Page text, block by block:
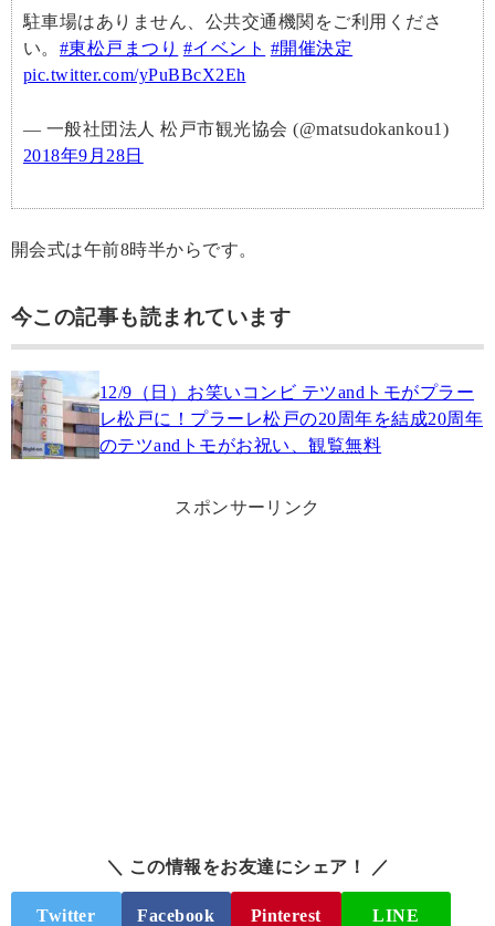
駐車場はありません、公共交通機関をご利用くださ
い。 #東松戸まつり #イベント #開催決定
pic.twitter.com/yPuBBcX2Eh
— 一般社団法人 松戸市観光協会 (@matsudokankou1)
2018年9月28日
開会式は午前8時半からです。
今この記事も読まれています
12/9（日）お笑いコンビ テツandトモがプラー
レ松戸に！プラーレ松戸の20周年を結成20周年
のテツandトモがお祝い、観覧無料
スポンサーリンク
＼ この情報をお友達にシェア！ ／
Twitter Facebook Pinterest LINE